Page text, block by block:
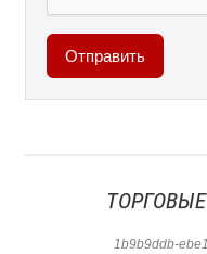
1b9b9ddb-